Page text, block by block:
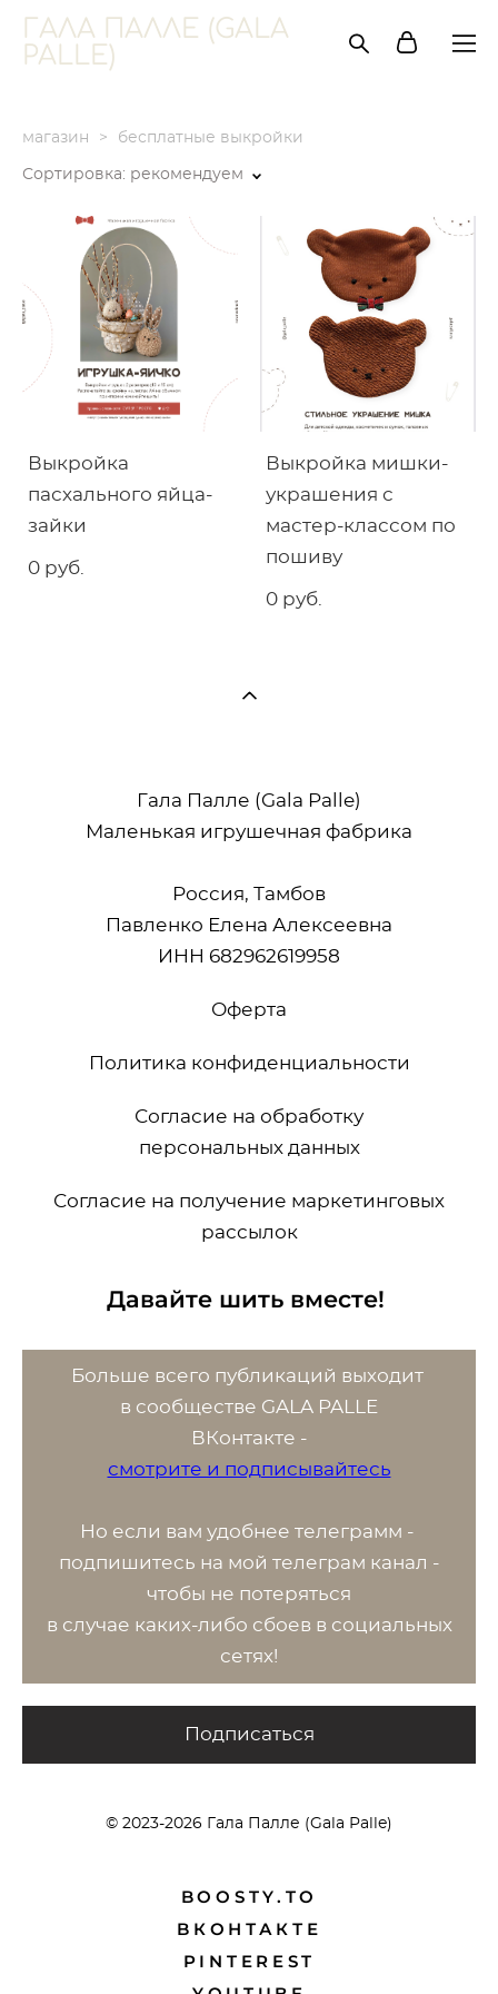
ГАЛА ПАЛЛЕ (GALA
PALLE)
магазин > бесплатные выкройки
Сортировка: рекомендуем
Выкройка
пасхального яйца-
зайки
0 pуб.
Выкройка мишки-
украшения с
мастер-классом по
пошиву
0 pуб.
Гала Палле (Gala Palle)
Маленькая игрушечная фабрика
Россия, Тамбов
Павленко Елена Алексеевна
ИНН 682962619958
Оферта
Политика конфиденциальности
Согласие на обработку
персональных данных
Согласие на получение маркетинговых
рассылок
Давайте шить вместе!
Больше всего публикаций выходит
в сообществе GALA PALLE
ВКонтакте -
смотрите и подписывайтесь
Но если вам удобнее телеграмм -
подпишитесь на мой телеграм канал -
чтобы не потеряться
в случае каких-либо сбоев в социальных
сетях!
Подписаться
© 2023-2026 Гала Палле (Gala Palle)
BOOSTY.TO
BКОНТАКТЕ
PINTEREST